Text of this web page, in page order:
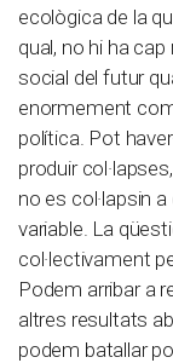
ecològica de la
qual, no hi ha
social del futur
enormement
política. Pot
produir
no es col·lapsin
variable. La
col·lectivament
Podem arribar a
altres resultats
podem batallar